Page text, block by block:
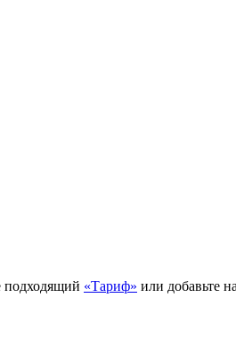
подходящий «Тариф» или добавьте